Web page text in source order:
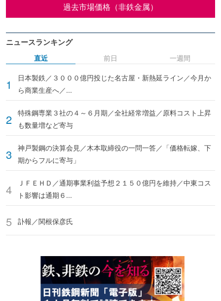
過去市場価格（非鉄金属）
ニュースランキング
直近
日本製鉄／３０００億円投じた名古屋・新熱延ライン／今月か
ら商業生産へ／...
特殊鋼専業３社の４～６月期／全社経常増益／原料コスト上昇
も数量増など寄与
神戸製鋼の決算会見／木本取締役の一問一答／「価格転嫁、下
期からフルに寄与」
ＪＦＥＨＤ／通期事業利益予想２１５０億円を維持／中東コス
ト影響は通期６...
訃報／関根保彦氏
前日 一週間